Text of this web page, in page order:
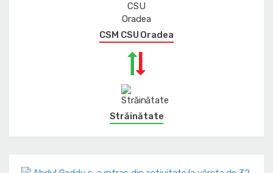
CSM CSU Oradea
Străinătate